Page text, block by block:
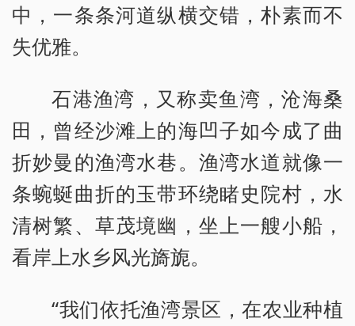
中，一条条河道纵横交错，朴素而不
失优雅。
石港渔湾，又称卖鱼湾，沧海桑
田，曾经沙滩上的海凹子如今成了曲
折妙曼的渔湾水巷。渔湾水道就像一
条蜿蜒曲折的玉带环绕睹史院村，水
清树繁、草茂境幽，坐上一艘小船，
看岸上水乡风光旖旎。
“我们依托渔湾景区，在农业种植